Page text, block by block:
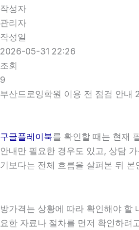
작성자
관리자
작성일
2026-05-31 22:26
조회
9
부산드로잉학원 이용 전 점검 안
구글플레이북를 확인할 때는 현재
안내만 필요한 경우도 있고, 상담
기보다는 전체 흐름을 살펴본 뒤
방가격는 상황에 따라 확인해야 할
요한 자료나 절차를 먼저 확인하려